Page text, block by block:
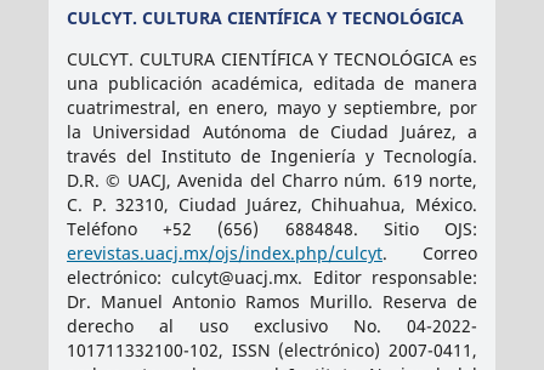
CULCYT. CULTURA CIENTÍFICA Y TECNOLÓGICA
CULCYT. CULTURA CIENTÍFICA Y TECNOLÓGICA es
una publicación académica, editada de manera
cuatrimestral, en enero, mayo y septiembre, por
la Universidad Autónoma de Ciudad Juárez, a
través del Instituto de Ingeniería y Tecnología.
D.R. © UACJ, Avenida del Charro núm. 619 norte,
C. P. 32310, Ciudad Juárez, Chihuahua, México.
Teléfono +52 (656) 6884848. Sitio OJS:
erevistas.uacj.mx/ojs/index.php/culcyt. Correo
electrónico: culcyt@uacj.mx. Editor responsable:
Dr. Manuel Antonio Ramos Murillo. Reserva de
derecho al uso exclusivo No. 04-2022-
101711332100-102, ISSN (electrónico) 2007-0411,